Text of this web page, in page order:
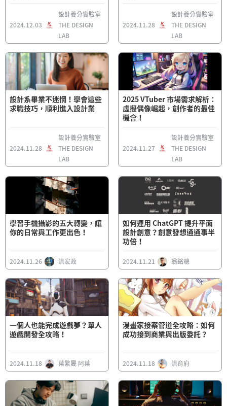
2024.12.03
設計養分實驗室
THE DESIGN
LAB
2024.11.28
設計養分實驗室
THE DESIGN
LAB
設計系畢業不迷惘！學會這些
求職技巧，順利進入設計業
2024.11.28
設計養分實驗室
THE DESIGN
LAB
2025 VTuber 市場需求解析：
虛擬偶像崛起，創作者的最佳
機會！
2024.11.27
設計養分實驗室
THE DESIGN
LAB
學習手機攝影的五大轉變，讓
你的日常與工作更出色！
2024.11.26 洪宏政
如何運用 ChatGPT 提升平面
設計創意？創意發想通通事半
功倍！
2024.11.21 翁銘聰
一個人也能完成遊戲夢？單人
遊戲開發全攻略！
2024.11.18 葉繁晟 阿葉
漫畫家接案管道全攻略：如何
成功接到商業與出版委託？
2024.11.18 洪育府